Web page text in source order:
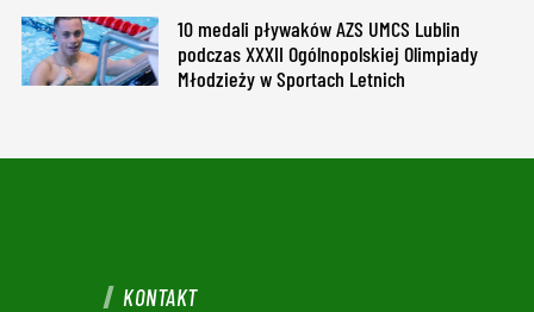
10 medali pływaków AZS UMCS Lublin
podczas XXXII Ogólnopolskiej Olimpiady
Młodzieży w Sportach Letnich
KONTAKT